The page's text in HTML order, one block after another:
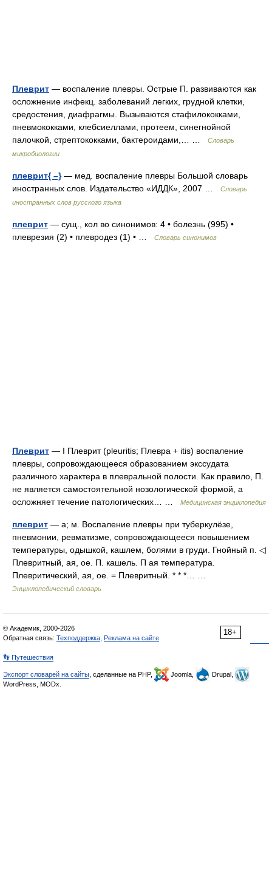
Плеврит — воспаление плевры. Острые П. развиваются как
осложнение инфекц. заболеваний легких, грудной клетки,
средостения, диафрагмы. Вызываются стафилококками,
пневмококками, клебсиеллами, протеем, синегнойной
палочкой, стрептококками, бактероидами,… …
Словарь
микробиологии
плеврит{ –}— мед. воспаление плевры Большой словарь
иностранных слов. Издательство «ИДДК», 2007 …
Словарь
иностранных слов русского языка
плеврит — сущ., кол во синонимов: 4 • болезнь (995) •
плеврезия (2) • плевродез (1) • …
Словарь синонимов
Плеврит — I Плеврит (pleuritis; Плевра + itis) воспаление
плевры, сопровождающееся образованием экссудата
различного характера в плевральной полости. Как правило, П.
не является самостоятельной нозологической формой, а
осложняет течение патологических… …
Медицинская энциклопедия
плеврит — а; м. Воспаление плевры при туберкулёзе,
пневмонии, ревматизме, сопровождающееся повышением
температуры, одышкой, кашлем, болями в груди. Гнойный п. ◁
Плевритный, ая, ое. П. кашель. П ая температура.
Плевритический, ая, ое. = Плевритный. * * *… …
Энциклопедический словарь
18+
© Академик, 2000-2026
Обратная связь: Техподдержка Реклама на сайте
👣 Путешествия
Экспорт словарей на сайты , сделанные на PHP, Joomla,
Drupal,
WordPress, MODx.